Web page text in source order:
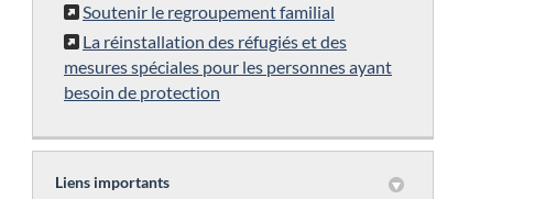
Soutenir le regroupement familial
La réinstallation des réfugiés et des
mesures spéciales pour les personnes ayant
besoin de protection
Liens importants